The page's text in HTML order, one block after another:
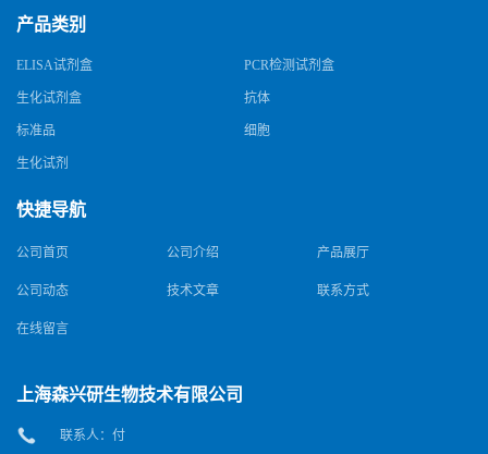
产品类别
ELISA试剂盒 PCR检测试剂盒
生化试剂盒 抗体
标准品 细胞
生化试剂
快捷导航
公司首页 公司介绍 产品展厅
公司动态 技术文章 联系方式
在线留言
上海森兴研生物技术有限公司
联系人：付